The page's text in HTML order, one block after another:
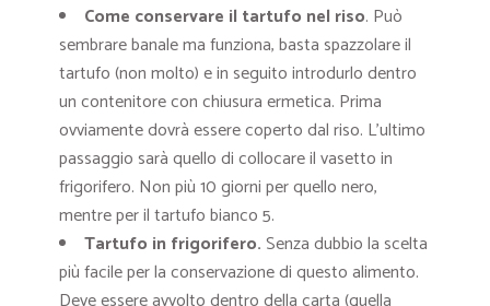
Come conservare il tartufo nel riso. Può
sembrare banale ma funziona, basta spazzolare il
tartufo (non molto) e in seguito introdurlo dentro
un contenitore con chiusura ermetica. Prima
ovviamente dovrà essere coperto dal riso. L’ultimo
passaggio sarà quello di collocare il vasetto in
frigorifero. Non più 10 giorni per quello nero,
mentre per il tartufo bianco 5.
Tartufo in frigorifero.Senza dubbio la scelta
più facile per la conservazione di questo alimento.